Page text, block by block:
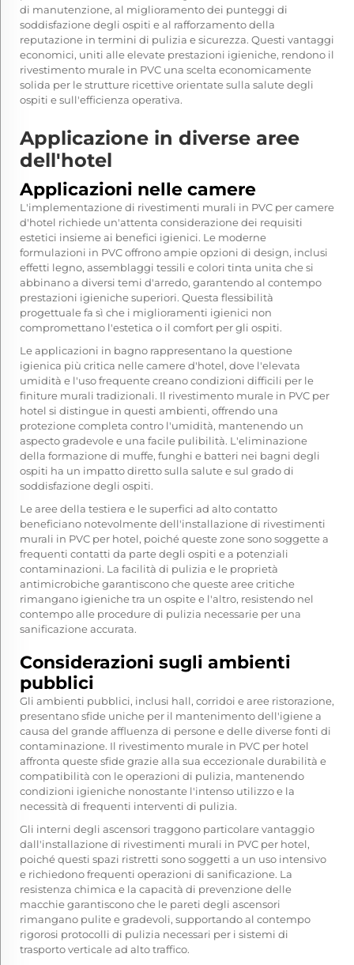
di manutenzione, al miglioramento dei punteggi di
soddisfazione degli ospiti e al rafforzamento della
reputazione in termini di pulizia e sicurezza. Questi vantaggi
economici, uniti alle elevate prestazioni igieniche, rendono il
rivestimento murale in PVC una scelta economicamente
solida per le strutture ricettive orientate sulla salute degli
ospiti e sull'efficienza operativa.
Applicazione in diverse aree
dell'hotel
Applicazioni nelle camere
L'implementazione di rivestimenti murali in PVC per camere
d'hotel richiede un'attenta considerazione dei requisiti
estetici insieme ai benefici igienici. Le moderne
formulazioni in PVC offrono ampie opzioni di design, inclusi
effetti legno, assemblaggi tessili e colori tinta unita che si
abbinano a diversi temi d'arredo, garantendo al contempo
prestazioni igieniche superiori. Questa flessibilità
progettuale fa sì che i miglioramenti igienici non
compromettano l'estetica o il comfort per gli ospiti.
Le applicazioni in bagno rappresentano la questione
igienica più critica nelle camere d'hotel, dove l'elevata
umidità e l'uso frequente creano condizioni difficili per le
finiture murali tradizionali. Il rivestimento murale in PVC per
hotel si distingue in questi ambienti, offrendo una
protezione completa contro l'umidità, mantenendo un
aspecto gradevole e una facile pulibilità. L'eliminazione
della formazione di muffe, funghi e batteri nei bagni degli
ospiti ha un impatto diretto sulla salute e sul grado di
soddisfazione degli ospiti.
Le aree della testiera e le superfici ad alto contatto
beneficiano notevolmente dell'installazione di rivestimenti
murali in PVC per hotel, poiché queste zone sono soggette a
frequenti contatti da parte degli ospiti e a potenziali
contaminazioni. La facilità di pulizia e le proprietà
antimicrobiche garantiscono che queste aree critiche
rimangano igieniche tra un ospite e l'altro, resistendo nel
contempo alle procedure di pulizia necessarie per una
sanificazione accurata.
Considerazioni sugli ambienti
pubblici
Gli ambienti pubblici, inclusi hall, corridoi e aree ristorazione,
presentano sfide uniche per il mantenimento dell'igiene a
causa del grande affluenza di persone e delle diverse fonti di
contaminazione. Il rivestimento murale in PVC per hotel
affronta queste sfide grazie alla sua eccezionale durabilità e
compatibilità con le operazioni di pulizia, mantenendo
condizioni igieniche nonostante l'intenso utilizzo e la
necessità di frequenti interventi di pulizia.
Gli interni degli ascensori traggono particolare vantaggio
dall'installazione di rivestimenti murali in PVC per hotel,
poiché questi spazi ristretti sono soggetti a un uso intensivo
e richiedono frequenti operazioni di sanificazione. La
resistenza chimica e la capacità di prevenzione delle
macchie garantiscono che le pareti degli ascensori
rimangano pulite e gradevoli, supportando al contempo
rigorosi protocolli di pulizia necessari per i sistemi di
trasporto verticale ad alto traffico.